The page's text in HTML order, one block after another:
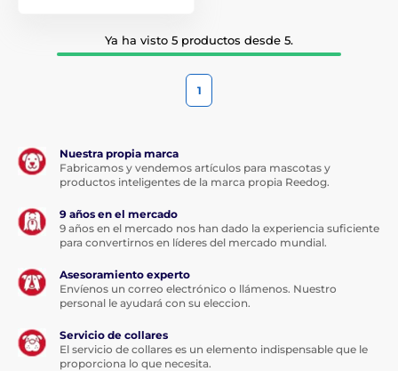
Ya ha visto 5 productos desde 5.
1
Nuestra propia marca
Fabricamos y vendemos artículos para mascotas y
productos inteligentes de la marca propia Reedog.
9 años en el mercado
9 años en el mercado nos han dado la experiencia suficiente
para convertirnos en líderes del mercado mundial.
Asesoramiento experto
Envíenos un correo electrónico o llámenos. Nuestro
personal le ayudará con su eleccion.
Servicio de collares
El servicio de collares es un elemento indispensable que le
proporciona lo que necesita.